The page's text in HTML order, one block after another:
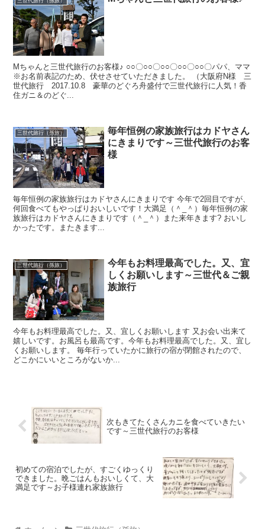
Mちゃんと三世代旅行のお客様♪ ○○〇○○〇○○〇○○〇○○〇パパ、ママ
※お名前表記のため、伏せさせていただきました。 （大阪府N様 三
世代旅行 2017.10.8 豪華のどぐろ舟盛付で三世代旅行に人気！香
住ガニ＆のどぐ...
三世代旅行（孫旅）
毎年恒例の家族旅行はカドヤさん
にきまりです～三世代旅行のお客
様
毎年恒例の家族旅行はカドヤさんにきまりです 今年で2回目ですが、
何回食べてもやっぱりおいしいです！大満足（＾_＾）毎年恒例の家
族旅行はカドヤさんにきまりです（＾_＾）また来年きます? おいし
かったです。またきます...
三世代旅行（孫旅）
今年もお料理最高でした。又、宜
しくお願いします～三世代＆ご親
族旅行
今年もお料理最高でした。又、宜しくお願いします 又お会い出来て
嬉しいです。お風呂も最高です。今年もお料理最高でした。又、宜し
くお願いします。 毎年行っていたかに旅行の宿が閉館されたので、
どこかにいいところがないか...
次もきてたくさんカニを食べていきたい
です～三世代旅行のお客様
初めての宿泊でしたが、すごくゆっくり
できました。晩ごはんもおいしくて、大
満足です～お子様連れ家族旅行